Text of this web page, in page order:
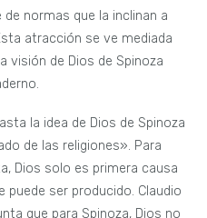
a ser libre. Para esto,
presentaba dos atributos
y que el ser humano
y el pensamiento, es
cuerpo y de la mente:
Spinoza,en la filosofía de
estos atributos no reposa
que en una igualdad que